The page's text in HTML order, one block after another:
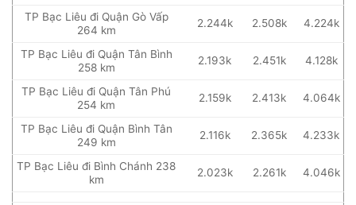
TP Bạc Liêu đi Quận Gò Vấp
264 km
2.244k 2.508k 4.224k
TP Bạc Liêu đi Quận Tân Bình
258 km
2.193k 2.451k 4.128k
TP Bạc Liêu đi Quận Tân Phú
254 km
2.159k 2.413k 4.064k
TP Bạc Liêu đi Quận Bình Tân
249 km
2.116k 2.365k 4.233k
TP Bạc Liêu đi Bình Chánh 238
km
2.023k 2.261k 4.046k